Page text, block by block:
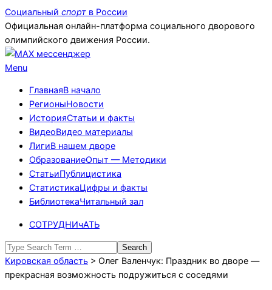
Skip
to
content
Социальный спорт в России
Официальная онлайн-платформа социального дворового
олимпийского движения России.
Primary
Menu
Menu
ГлавнаяВ начало
РегионыНовости
ИсторияСтатьи и факты
ВидеоВидео материалы
ЛигиВ нашем дворе
ОбразованиеОпыт — Методики
СтатьиПублицистика
СтатистикаЦифры и факты
БиблиотекаЧитальный зал
СОТРУДНИчАТЬ
Search
Кировская область > Олег Валенчук: Праздник во дворе —
прекрасная возможность подружиться с соседями